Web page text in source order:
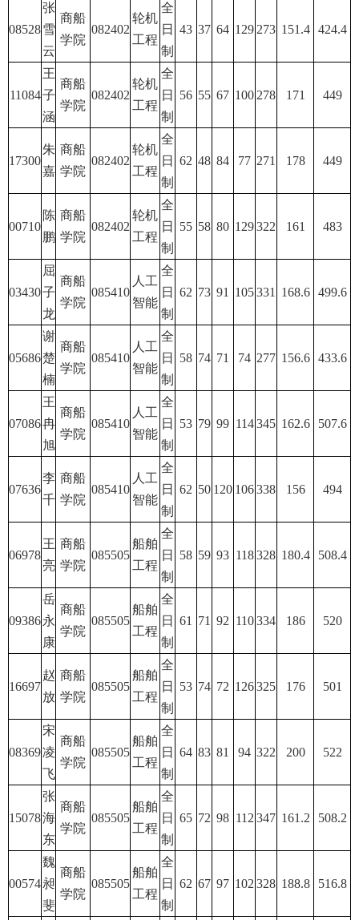
08528
张
雪
云
商船
学院
082402
轮机
工程
全
日
制
43 37 64 129 273 151.4 424.4
11084
王
子
涵
商船
学院
082402
轮机
工程
全
日
制
56 55 67 100 278 171 449
17300
朱
嘉
商船
学院
082402
轮机
工程
全
日
制
62 48 84 77 271 178 449
00710
陈
鹏
商船
学院
082402
轮机
工程
全
日
制
55 58 80 129322 161 483
03430
屈
子
龙
商船
学院
085410
人工
智能
全
日
制
62 73 91 105331 168.6 499.6
05686
谢
楚
楠
商船
学院
085410
人工
智能
全
日
制
58 74 71 74 277 156.6 433.6
07086
王
冉
旭
商船
学院
085410
人工
智能
全
日
制
53 79 99 114 345 162.6 507.6
07636
李
千
商船
学院
085410
人工
智能
全
日
制
62 50 120 106338 156 494
06978
王
亮
商船
学院
085505
船舶
工程
全
日
制
58 59 93 118 328 180.4 508.4
09386
岳
永
康
商船
学院
085505
船舶
工程
全
日
制
61 71 92 110 334 186 520
16697
赵
放
商船
学院
085505
船舶
工程
全
日
制
53 74 72 126325 176 501
08369
宋
凌
飞
商船
学院
085505
船舶
工程
全
日
制
64 83 81 94 322 200 522
15078
张
海
东
商船
学院
085505
船舶
工程
全
日
制
65 72 98 112 347 161.2 508.2
00574
魏
昶
斐
商船
学院
085505
船舶
工程
全
日
制
62 67 97 102 328 188.8 516.8